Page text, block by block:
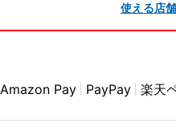
使える店
Amazon Pay PayPay 楽天